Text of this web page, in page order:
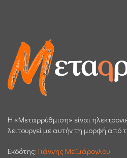
H «Μεταρρύθμιση» είναι
λειτουργεί με αυτήν τη μορφή από
Εκδότης: Γιάννης Μεϊμάρογλου